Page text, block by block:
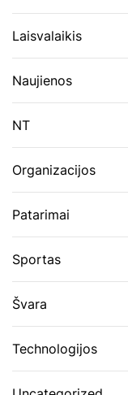
Laisvalaikis
Naujienos
NT
Organizacijos
Patarimai
Sportas
Švara
Technologijos